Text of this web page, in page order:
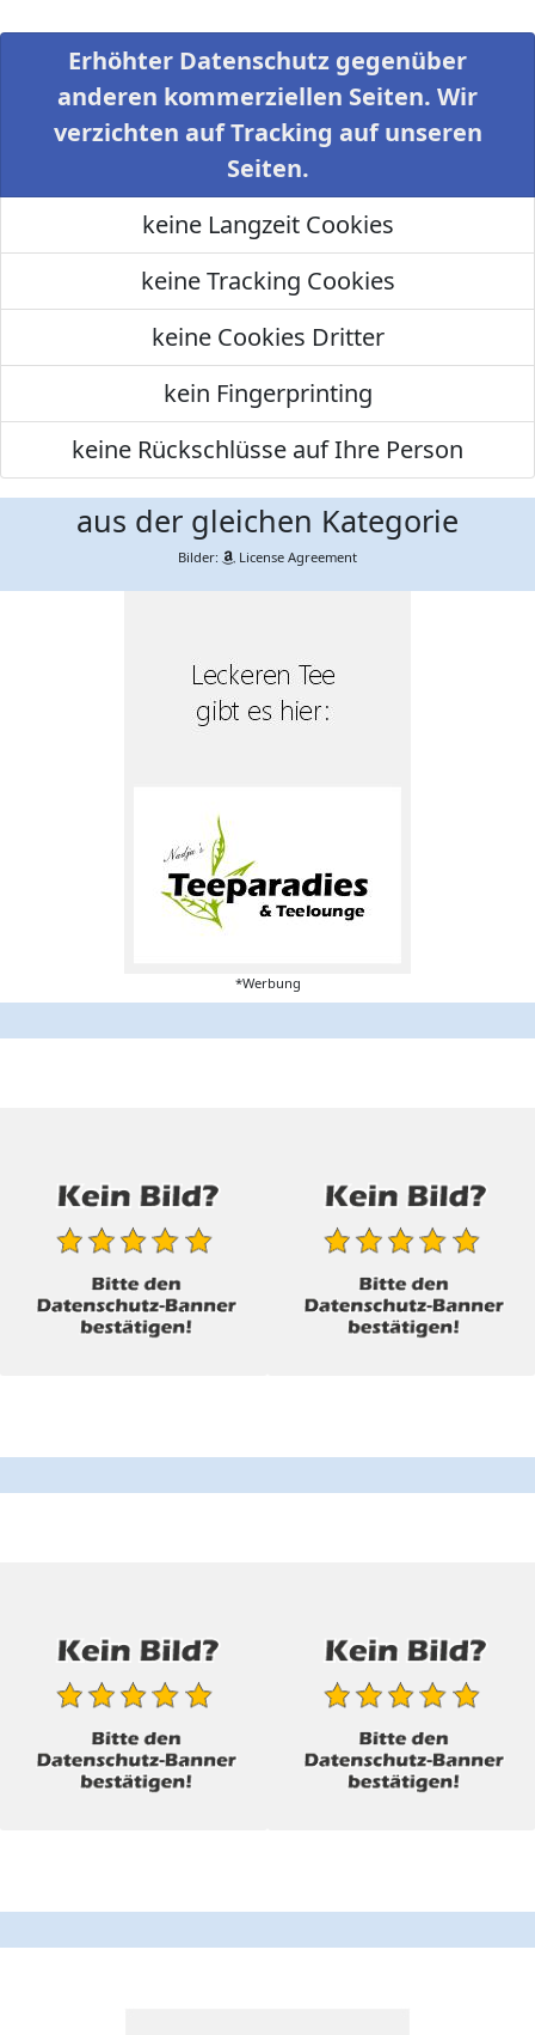
Erhöhter Datenschutz gegenüber
anderen kommerziellen Seiten. Wir
verzichten auf Tracking auf unseren
Seiten.
keine Langzeit Cookies
keine Tracking Cookies
keine Cookies Dritter
kein Fingerprinting
keine Rückschlüsse auf Ihre Person
aus der gleichen Kategorie
Bilder: License Agreement
*Werbung